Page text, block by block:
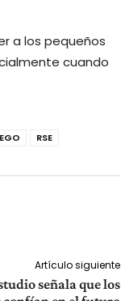
a los pequeños
cuando
RSE
Artículo siguiente
señala que los